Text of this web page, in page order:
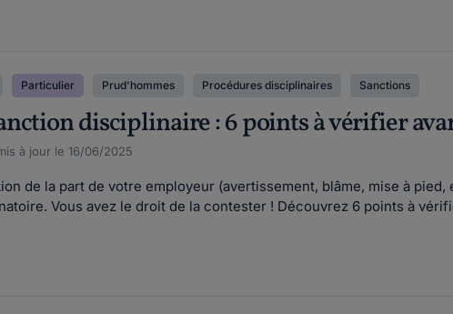
Particulier Prud'hommes Procédures disciplinaires Sanctions
disciplinaire : 6 points à vérifier
à jour le 16/06/2025
de la part de votre employeur (avertissement, blâme, mise à
Vous avez le droit de la contester ! Découvrez 6 points à